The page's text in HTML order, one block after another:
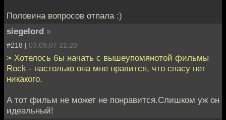
Половина вопросов отпала :)
siegelord »
#218 | 03.09.07 21:20
> Хотелось бы начать с вышеупомянотой фильмы
Rock - настолько она мне нравится, что спасу нет
никакого.
А тот фильм не может не понравится.Слишком уж он
идеальный!